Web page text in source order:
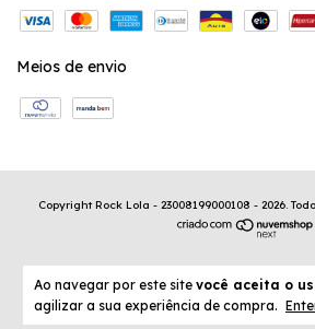
Ao navegar por este site você aceita o
agilizar a sua experiência de compra.
Meios de envio
Copyright Rock Lola - 23008199000108 - 2026.